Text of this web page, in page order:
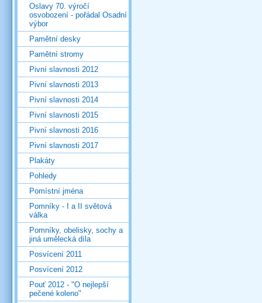
Oslavy 70. výročí
osvobození - pořádal Osadní
výbor
Pamětní desky
Pamětní stromy
Pivní slavnosti 2012
Pivní slavnosti 2013
Pivní slavnosti 2014
Pivní slavnosti 2015
Pivní slavnosti 2016
Pivní slavnosti 2017
Plakáty
Pohledy
Pomístní jména
Pomníky - I a II světová
válka
Pomníky, obelisky, sochy a
jiná umělecká díla
Posvícení 2011
Posvícení 2012
Pouť 2012 - "O nejlepší
pečené koleno"